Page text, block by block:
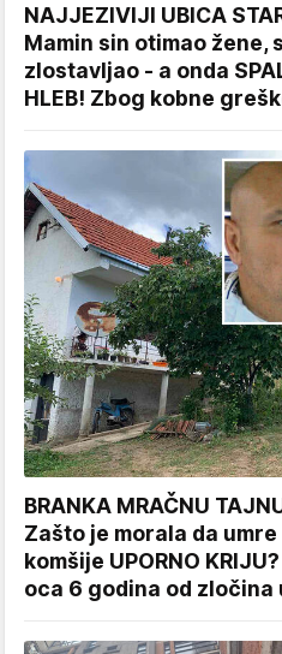
NAJJEZIVIJI UBICA
Mamin sin otimao žene,
zlostavljao - a onda
HLEB! Zbog kobne
BRANKA MRAČNU
Zašto je morala da
komšije UPORNO
oca 6 godina od zločina